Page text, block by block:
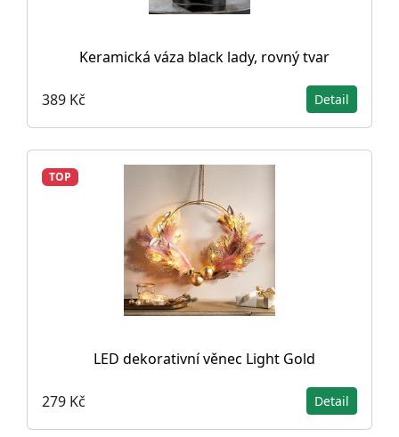
Keramická váza black lady, rovný tvar
389 Kč Detail
TOP
LED dekorativní věnec Light Gold
279 Kč Detail